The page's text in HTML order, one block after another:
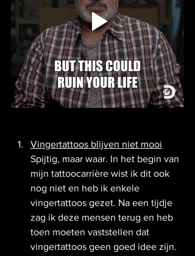
Vingertattoos blijven niet mooi
Spijtig, maar waar. In het begin van
mijn tattoocarrière wist ik dit ook
nog niet en heb ik enkele
vingertattoos gezet. Na een tijdje
zag ik deze mensen terug en heb
toen moeten vaststellen dat
vingertattoos geen goed idee zijn.